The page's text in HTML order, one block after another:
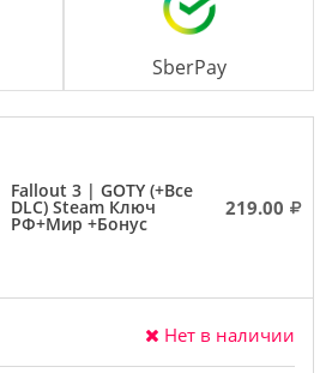
SberPay
Fallout 3 | GOTY (+Все
DLC) Steam Ключ
РФ+Мир +Бонус
219.00
Нет в наличии